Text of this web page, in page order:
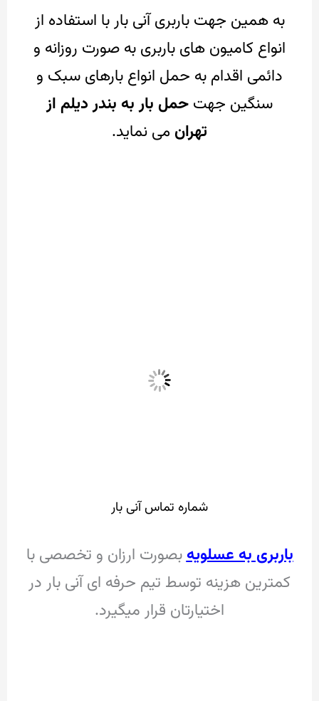
به همین جهت باربری آنی بار با استفاده از
انواع کامیون های باربری به صورت روزانه و
دائمی اقدام به حمل انواع بارهای سبک و
سنگین جهت حمل بار به بندر دیلم از
تهران می نماید.
شماره تماس آنی بار
باربری به عسلویهبصورت ارزان و تخصصی با
کمترین هزینه توسط تیم حرفه ای آنی بار در
اختیارتان قرار میگیرد.